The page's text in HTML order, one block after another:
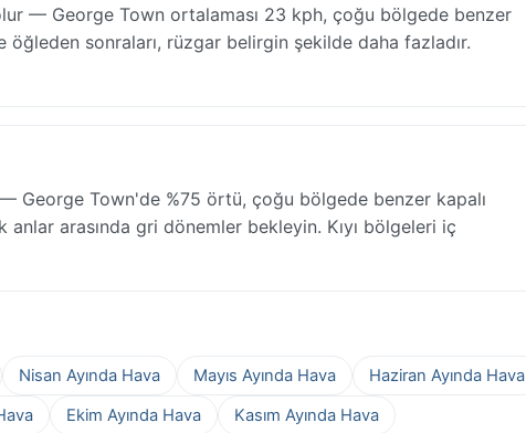
— George Town ortalaması 23 kph, çoğu bölgede benzer
öğleden sonraları, rüzgar belirgin şekilde daha fazladır.
George Town'de %75 örtü, çoğu bölgede benzer kapalı
anlar arasında gri dönemler bekleyin. Kıyı bölgeleri iç
Nisan Ayında Hava Mayıs Ayında Hava
Haziran Ayında Hava
Ekim Ayında Hava
Kasım Ayında Hava